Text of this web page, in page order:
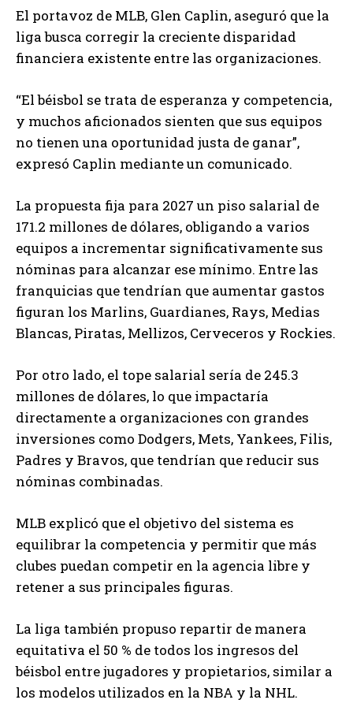
El portavoz de MLB, Glen Caplin, aseguró que la
liga busca corregir la creciente disparidad
financiera existente entre las organizaciones.
“El béisbol se trata de esperanza y competencia,
y muchos aficionados sienten que sus equipos
no tienen una oportunidad justa de ganar”,
expresó Caplin mediante un comunicado.
La propuesta fija para 2027 un piso salarial de
171.2 millones de dólares, obligando a varios
equipos a incrementar significativamente sus
nóminas para alcanzar ese mínimo. Entre las
franquicias que tendrían que aumentar gastos
figuran los Marlins, Guardianes, Rays, Medias
Blancas, Piratas, Mellizos, Cerveceros y Rockies.
Por otro lado, el tope salarial sería de 245.3
millones de dólares, lo que impactaría
directamente a organizaciones con grandes
inversiones como Dodgers, Mets, Yankees, Filis,
Padres y Bravos, que tendrían que reducir sus
nóminas combinadas.
MLB explicó que el objetivo del sistema es
equilibrar la competencia y permitir que más
clubes puedan competir en la agencia libre y
retener a sus principales figuras.
La liga también propuso repartir de manera
equitativa el 50 % de todos los ingresos del
béisbol entre jugadores y propietarios, similar a
los modelos utilizados en la NBA y la NHL.